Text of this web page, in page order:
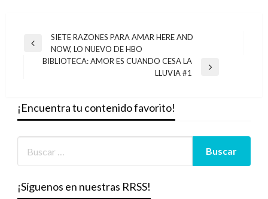
Navegación
Entrada
anterior
SIETE RAZONES PARA AMAR HERE AND
NOW, LO NUEVO DE HBO
BIBLIOTECA: AMOR ES CUANDO CESA LA
LLUVIA #1
¡Encuentra tu contenido favorito!
¡Síguenos en nuestras RRSS!